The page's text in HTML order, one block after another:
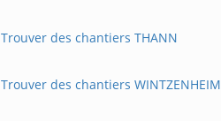
Trouver des chantiers THANN
Trouver des chantiers WINTZENHEIM